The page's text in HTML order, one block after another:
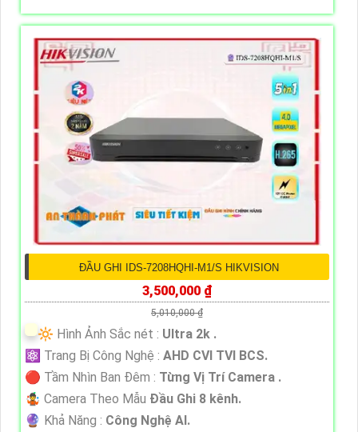
ĐẦU GHI IDS-7208HQHI-M1/S HIKVISION
3,500,000 ₫
5,010,000 ₫
🔆 Hình Ảnh Sắc nét : Ultra 2k .
⚛️ Trang Bị Công Nghệ : AHD CVI TVI BCS.
🔴 Tầm Nhìn Ban Đêm : Từng Vị Trí Camera .
🤹 Camera Theo Mẫu Đầu Ghi 8 kênh.
️🔮 Khả Năng : Công Nghệ AI.